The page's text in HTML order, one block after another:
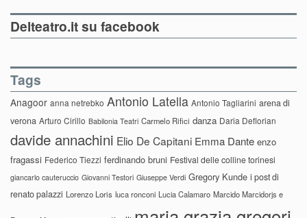
Delteatro.it su facebook
Tags
Anagoor anna netrebko Antonio Latella Antonio Tagliarini arena di
verona Arturo Cirillo Babilonia Teatri Carmelo Rifici danza Daria Deflorian
davide annachini Elio De Capitani Emma Dante enzo
fragassi Federico Tiezzi ferdinando bruni Festival delle colline torinesi
giancarlo cauteruccio Giovanni Testori Giuseppe Verdi Gregory Kunde i post di
renato palazzi Lorenzo Loris luca ronconi Lucia Calamaro Marcido Marcidorjs e